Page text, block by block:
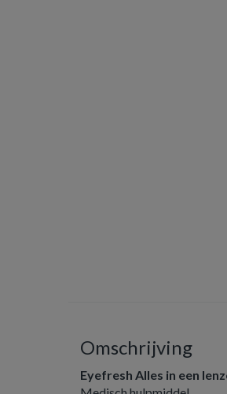
Omschrijving
Eyefresh Alles in een